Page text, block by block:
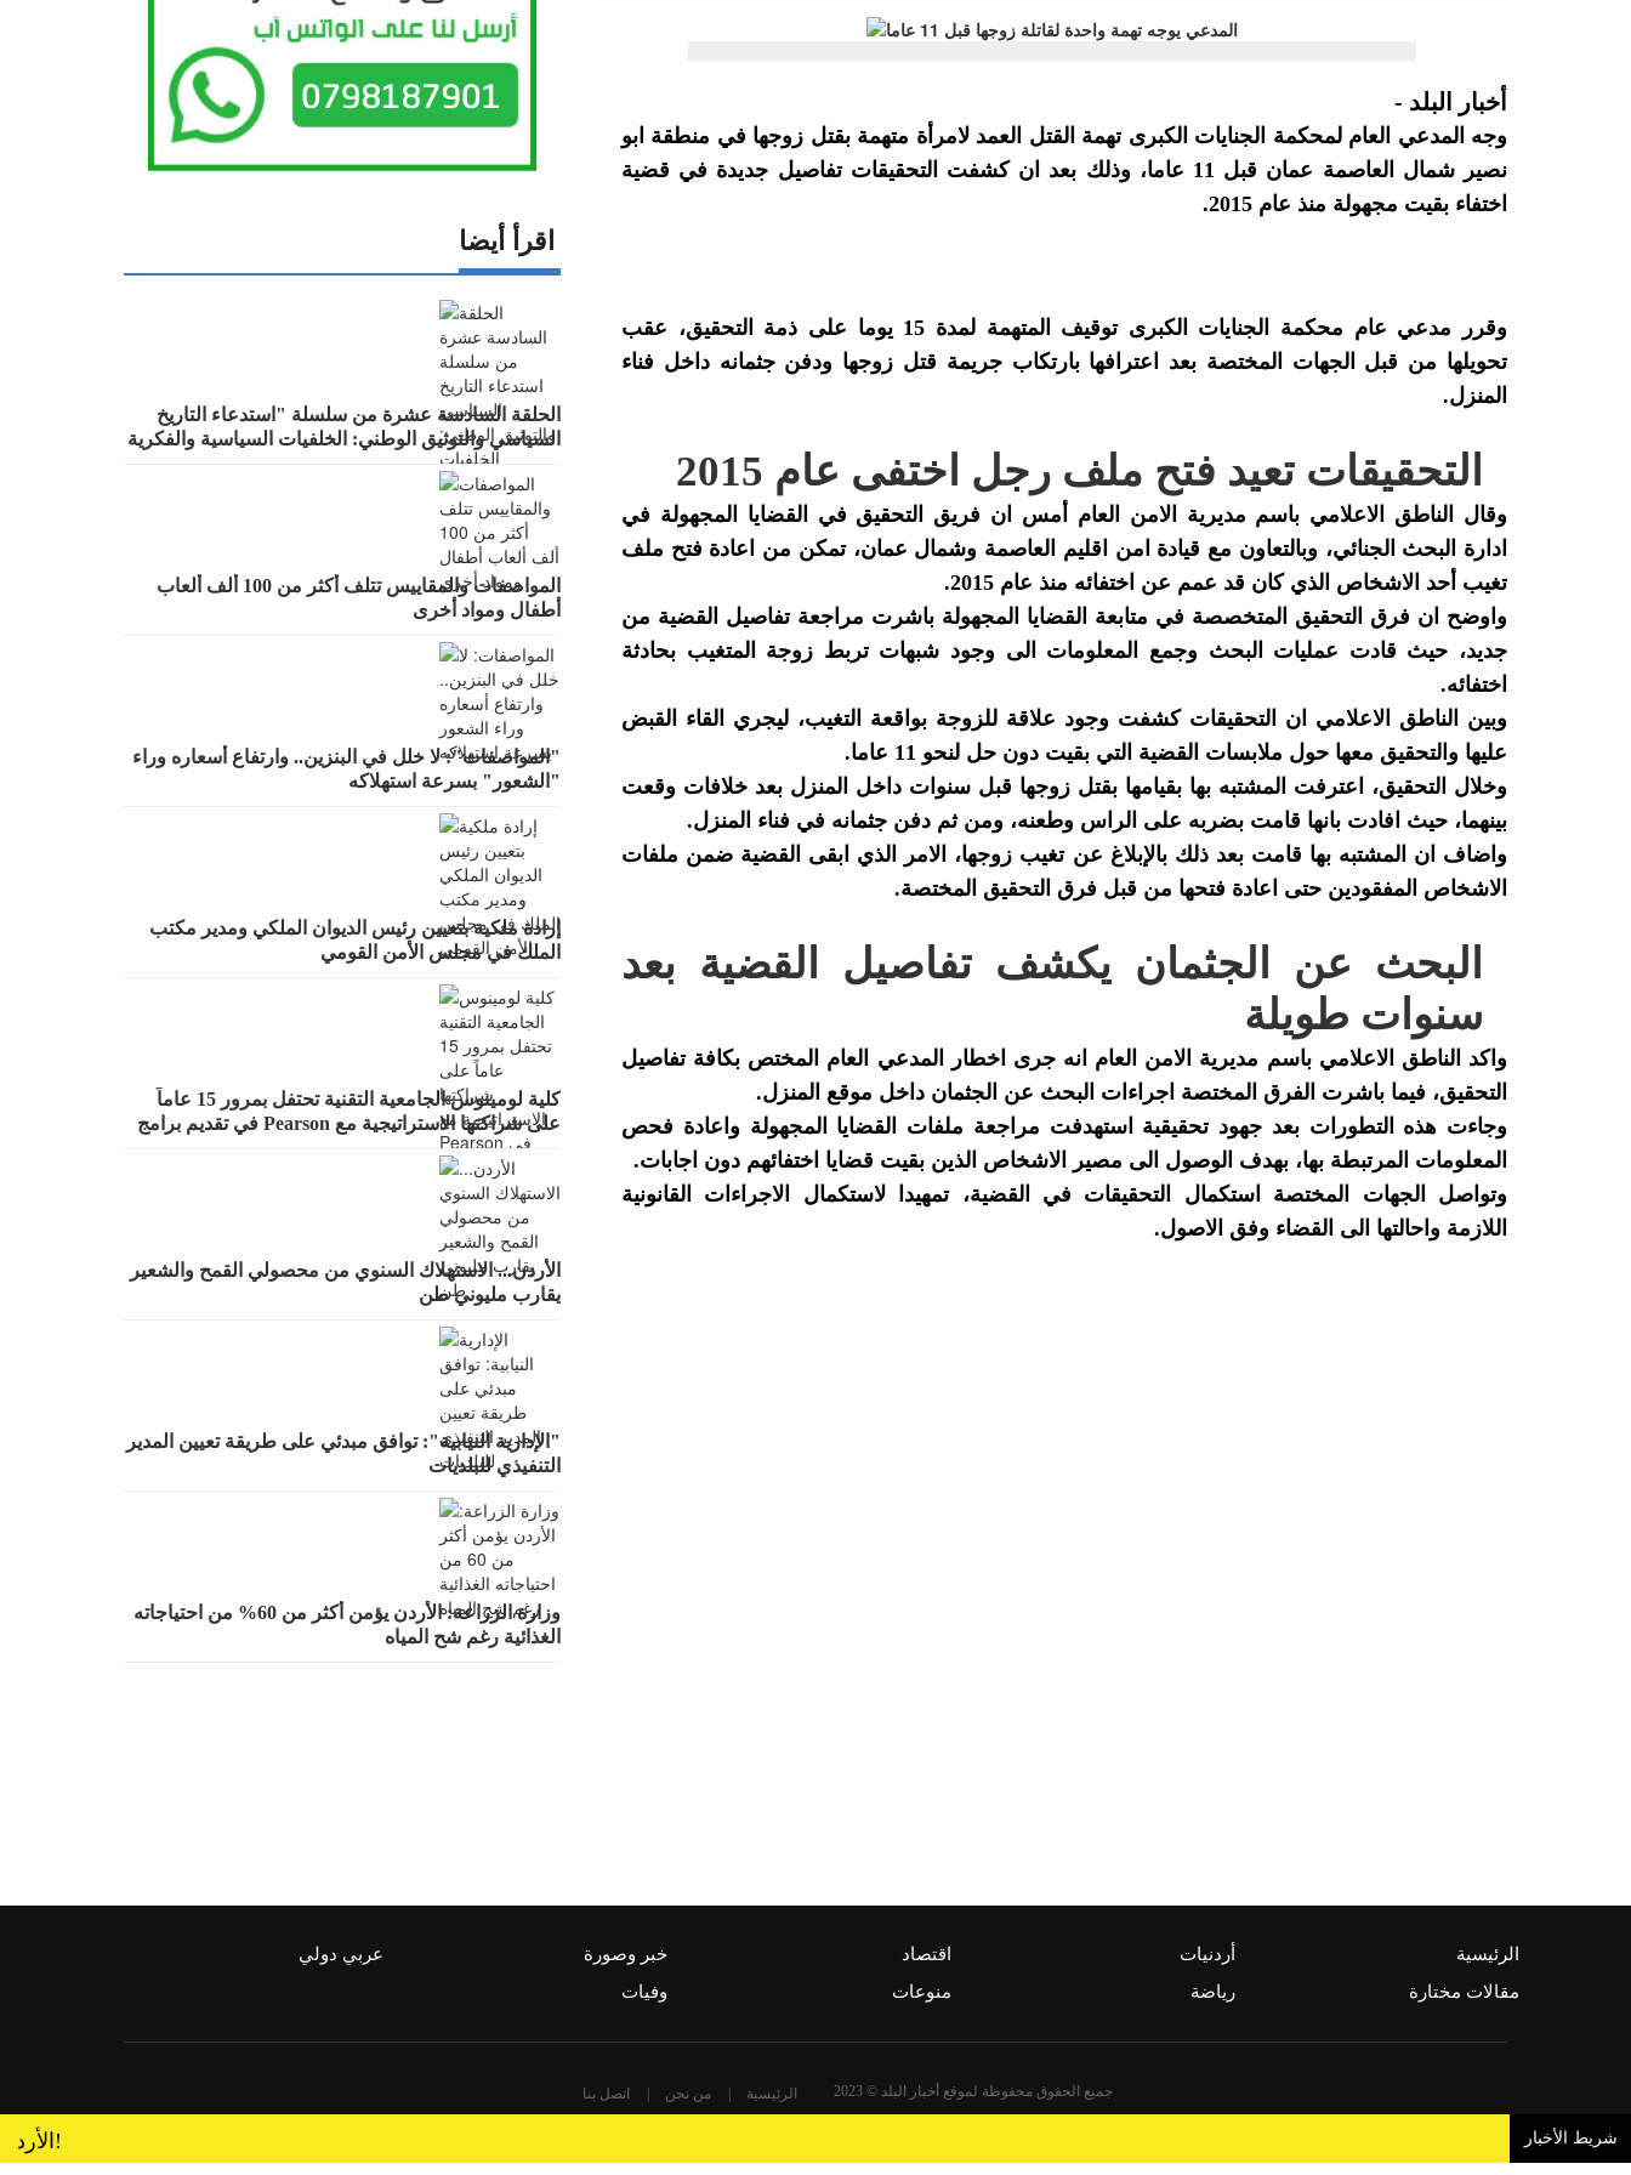
أخبار البلد -
وجه المدعي العام لمحكمة الجنايات الكبرى تهمة القتل العمد لامرأة متهمة بقتل زوجها في منطقة ابو
نصير شمال العاصمة عمان قبل 11 عاما، وذلك بعد ان كشفت التحقيقات تفاصيل جديدة في قضية
اختفاء بقيت مجهولة منذ عام 2015.
وقرر مدعي عام محكمة الجنايات الكبرى توقيف المتهمة لمدة 15 يوما على ذمة التحقيق، عقب
تحويلها من قبل الجهات المختصة بعد اعترافها بارتكاب جريمة قتل زوجها ودفن جثمانه داخل فناء
المنزل.
التحقيقات تعيد فتح ملف رجل اختفى عام 2015
وقال الناطق الاعلامي باسم مديرية الامن العام أمس ان فريق التحقيق في القضايا المجهولة في
ادارة البحث الجنائي، وبالتعاون مع قيادة امن اقليم العاصمة وشمال عمان، تمكن من اعادة فتح ملف
تغيب أحد الاشخاص الذي كان قد عمم عن اختفائه منذ عام 2015.
واوضح ان فرق التحقيق المتخصصة في متابعة القضايا المجهولة باشرت مراجعة تفاصيل القضية من
جديد، حيث قادت عمليات البحث وجمع المعلومات الى وجود شبهات تربط زوجة المتغيب بحادثة
اختفائه.
وبين الناطق الاعلامي ان التحقيقات كشفت وجود علاقة للزوجة بواقعة التغيب، ليجري القاء القبض
عليها والتحقيق معها حول ملابسات القضية التي بقيت دون حل لنحو 11 عاما.
وخلال التحقيق، اعترفت المشتبه بها بقيامها بقتل زوجها قبل سنوات داخل المنزل بعد خلافات وقعت
بينهما، حيث افادت بانها قامت بضربه على الراس وطعنه، ومن ثم دفن جثمانه في فناء المنزل.
واضاف ان المشتبه بها قامت بعد ذلك بالإبلاغ عن تغيب زوجها، الامر الذي ابقى القضية ضمن ملفات
الاشخاص المفقودين حتى اعادة فتحها من قبل فرق التحقيق المختصة.
البحث عن الجثمان يكشف تفاصيل القضية بعد
سنوات طويلة
واكد الناطق الاعلامي باسم مديرية الامن العام انه جرى اخطار المدعي العام المختص بكافة تفاصيل
التحقيق، فيما باشرت الفرق المختصة اجراءات البحث عن الجثمان داخل موقع المنزل.
وجاءت هذه التطورات بعد جهود تحقيقية استهدفت مراجعة ملفات القضايا المجهولة واعادة فحص
المعلومات المرتبطة بها، بهدف الوصول الى مصير الاشخاص الذين بقيت قضايا اختفائهم دون اجابات.
وتواصل الجهات المختصة استكمال التحقيقات في القضية، تمهيدا لاستكمال الاجراءات القانونية
اللازمة واحالتها الى القضاء وفق الاصول.
اقرأ أيضا
الحلقة السادسة عشرة من سلسلة "استدعاء التاريخ
السياسي والتوثيق الوطني: الخلفيات السياسية والفكرية
لرؤساء الحكومات في عهد الملك الحسين بن طلال
المواصفات والمقاييس تتلف أكثر من 100 ألف ألعاب
أطفال ومواد أخرى
"المواصفات": لا خلل في البنزين.. وارتفاع أسعاره وراء
"الشعور" بسرعة استهلاكه
إرادة ملكية بتعيين رئيس الديوان الملكي ومدير مكتب
الملك في مجلس الأمن القومي
كلية لومينوس الجامعية التقنية تحتفل بمرور 15 عاماً
على شراكتها الاستراتيجية مع Pearson في تقديم برامج
BTEC
الأردن... الاستهلاك السنوي من محصولي القمح والشعير
يقارب مليوني طن
"الإدارية النيابية": توافق مبدئي على طريقة تعيين المدير
التنفيذي للبلديات
وزارة الزراعة: الأردن يؤمن أكثر من 60% من احتياجاته
الغذائية رغم شح المياه
شريط الأخبار
الرئيسية أردنيات اقتصاد خبر وصورة
عربي دولي
مقالات مختارة
رياضة منوعات وفيات
جميع الحقوق محفوظة لموقع أخبار البلد © 2023 اتصل بنا من نحن الرئيسية